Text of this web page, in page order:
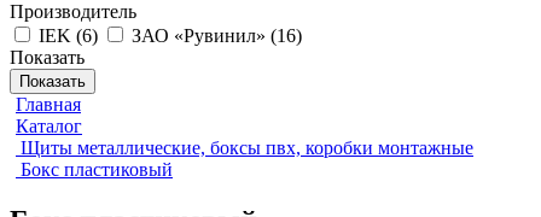
Производитель
IEK (6) ЗАО «Рувинил» (16)
Показать
Показать
Главная
Каталог
Щиты металлические, боксы пвх, коробки монтажные
Бокс пластиковый